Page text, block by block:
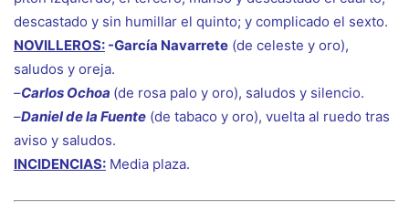
descastado y sin humillar el quinto; y complicado el sexto.
NOVILLEROS: -García Navarrete (de celeste y oro),
saludos y oreja.
–Carlos Ochoa (de rosa palo y oro), saludos y silencio.
–Daniel de la Fuente (de tabaco y oro), vuelta al ruedo tras
aviso y saludos.
INCIDENCIAS: Media plaza.